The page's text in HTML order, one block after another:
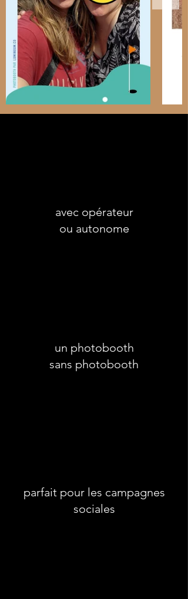
avec opérateur
ou autonome
un photobooth
sans photobooth
parfait pour les campagnes
sociales